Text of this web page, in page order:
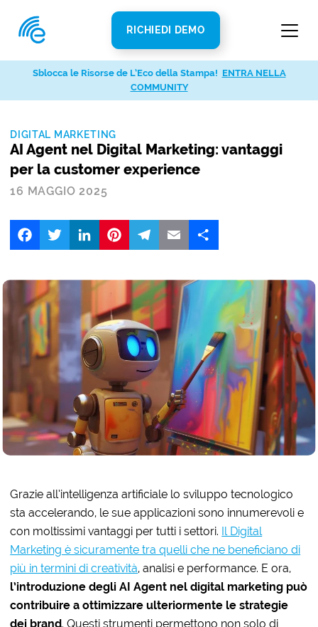
RICHIEDI DEMO
DIGITAL MARKETING
AI Agent nel Digital Marketing: vantaggi
per la customer experience
16 MAGGIO 2025
FacebookTwitter LinkedIn
Grazie all’intelligenza artificiale lo sviluppo tecnologico
sta accelerando, le sue applicazioni sono innumerevoli e
con moltissimi vantaggi per tutti i settori. Il Digital
Marketing è sicuramente tra quelli che ne beneficiano di
più in termini di creatività, analisi e performance. E ora,
l’introduzione degli AI Agent nel digital marketing può
contribuire a ottimizzare ulteriormente le strategie
dei brand. Questi strumenti permettono non solo di
Sblocca le Risorse de L’Eco della Stampa! ENTRA NELLA
COMMUNITY